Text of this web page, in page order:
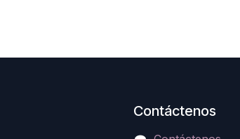
Contáctenos